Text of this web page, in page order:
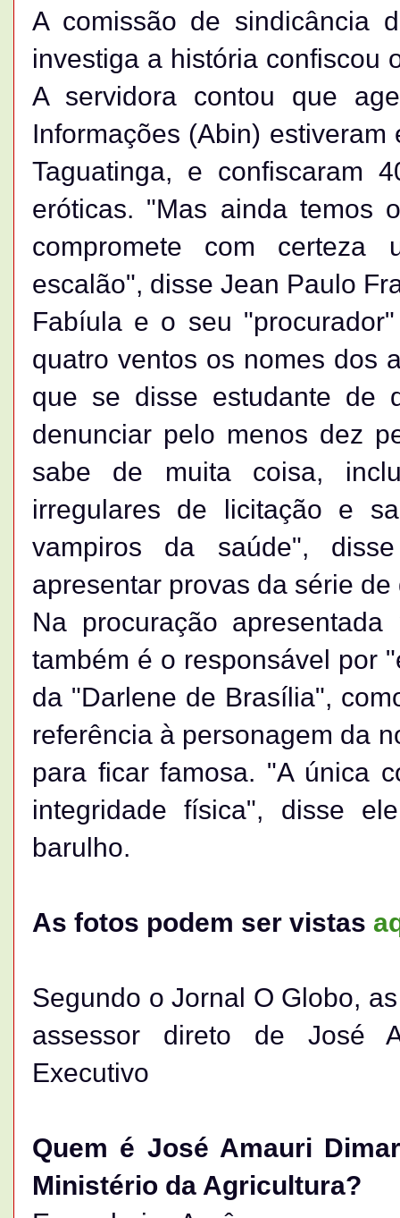
A comissão de sindicância
investiga a história confiscou
A servidora contou que
Informações (Abin)
Taguatinga, e confiscaram
eróticas. "Mas ainda temos
compromete com certeza
escalão", disse Jean Paulo
Fabíula e o seu
quatro ventos os nomes dos
que se disse estudante de
denunciar pelo menos dez
sabe de muita coisa,
irregulares de licitação e
vampiros da saúde",
apresentar provas da série de
Na procuração
também é o responsável por
da "Darlene de Brasília",
referência à personagem da
para ficar famosa. "A única
integridade física", disse
barulho.
As fotos podem ser vistas
Segundo o Jornal O Globo,
assessor direto de José
Executivo
Quem é José Amauri
Ministério da Agricultura?